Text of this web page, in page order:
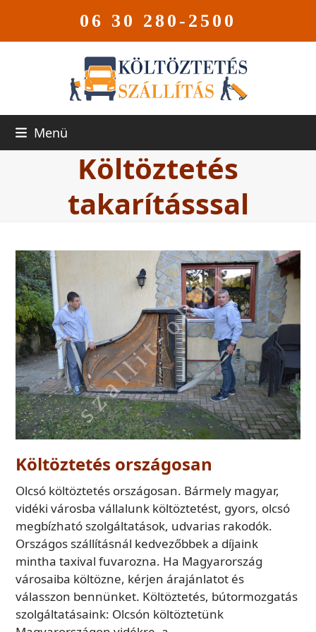
06 30 280-2500
Menü
Költöztetés
takarításssal
Költöztetés országosan
Olcsó költöztetés országosan. Bármely magyar,
vidéki városba vállalunk költöztetést, gyors, olcsó
megbízható szolgáltatások, udvarias rakodók.
Országos szállításnál kedvezőbbek a díjaink
mintha taxival fuvarozna. Ha Magyarország
városaiba költözne, kérjen árajánlatot és
válasszon bennünket. Költöztetés, bútormozgatás
szolgáltatásaink: Olcsón költöztetünk